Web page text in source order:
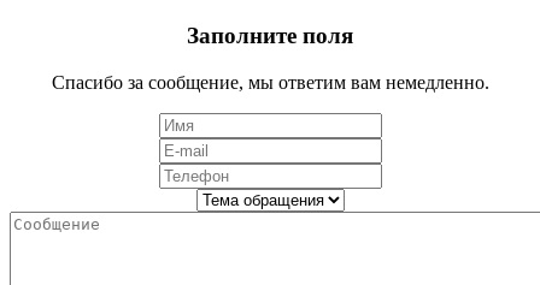
Заполните поля
Спасибо за сообщение, мы ответим вам немедленно.